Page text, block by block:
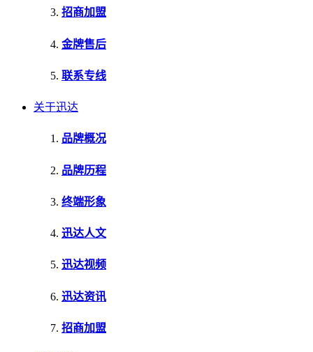
招商加盟
金牌售后
联系专线
关于迅达
品牌概况
品牌历程
终端形象
迅达人文
迅达视频
迅达资讯
招商加盟